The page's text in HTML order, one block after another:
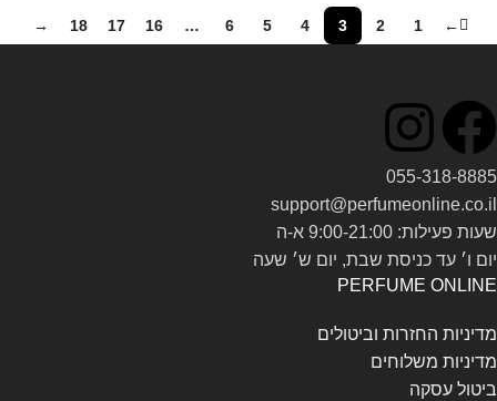
←
1
2
3
4
5
6
…
16
17
18
→
055-318-8885
support@perfumeonline.co.il
שעות פעילות: 9:00-21:00 א-ה
יום ו׳ עד כניסת שבת, יום ש׳ שעה
PERFUME ONLINE
מדיניות החזרות וביטולים
מדיניות משלוחים
ביטול עסקה